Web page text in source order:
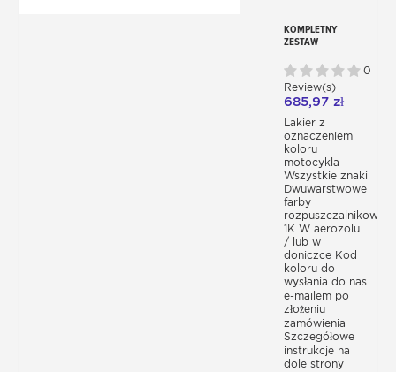
KOMPLETNY
ZESTAW
KOLOR
PRODUCENTA
0
Review(s)
685,97 zł
Lakier z
oznaczeniem
koloru
motocykla
Wszystkie znaki
Dwuwarstwowe
farby
rozpuszczalnikowe
1K W aerozolu
/ lub w
doniczce Kod
koloru do
wysłania do nas
e-mailem po
złożeniu
zamówienia
Szczegółowe
instrukcje na
dole strony